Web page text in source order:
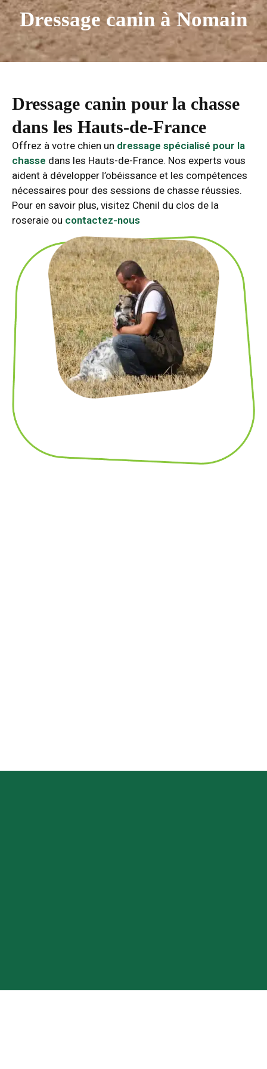
Dressage canin à Nomain
Dressage canin pour la chasse
dans les Hauts-de-France
Offrez à votre chien un dressage spécialisé pour la
chasse dans les Hauts-de-France. Nos experts vous
aident à développer l’obéissance et les compétences
nécessaires pour des sessions de chasse réussies.
Pour en savoir plus, visitez Chenil du clos de la
roseraie ou contactez-nous